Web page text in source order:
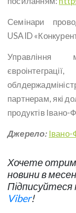
Семінари
USAID
Управління
партнерам, які
продуктів Івано-
Джерело:
Хочете
новини в
Viber!